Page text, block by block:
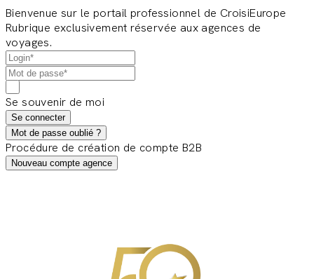
Bienvenue sur le portail professionnel de CroisiEurope
Rubrique exclusivement réservée aux agences de
voyages.
Se souvenir de moi
Se connecter
Mot de passe oublié ?
Procédure de création de compte B2B
Nouveau compte agence